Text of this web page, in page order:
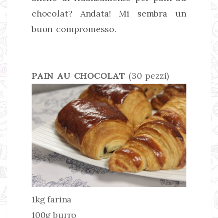
chocolat? Andata! Mi sembra un
buon compromesso.
PAIN AU CHOCOLAT (30 pezzi)
1kg farina
100g burro